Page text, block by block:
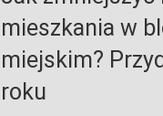
mieszkania w
miejskim?
roku